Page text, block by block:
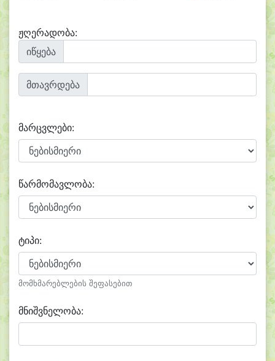
ჟღერადობა:
იწყება
მთავრდება
მარცვლები:
წარმომავლობა:
ტიპი:
მომხმარებლების შეფასებით
მნიშვნელობა: